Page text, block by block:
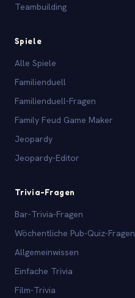
Teambuilding
Spiele
Alle Spiele
Familienduell
Familienduell-Fragen
Family Feud Game Maker
Jeopardy
Jeopardy-Editor
Trivia-Fragen
Bar-Trivia-Fragen
Wöchentliche Pub-Quiz-Fragen
Allgemeinwissen
Einfache Trivia
Film-Trivia